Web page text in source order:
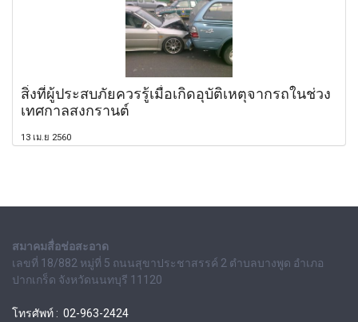
สิ่งที่ผู้ประสบภัยควรรู้เมื่อเกิดอุบัติเหตุจากรถในช่วง
เทศกาลสงกรานต์
13 เม.ย 2560
สมาคมสื่อช่อสะอาด
เลขที่ 18/882 หมู่ที่ 5 ถนนสุขาประชาสรรค์ 2 ตำบลบางพูด อำเภอ
ปากเกร็ด จังหวัดนนทบุรี 11120
โทรศัพท์ : 02-963-2424